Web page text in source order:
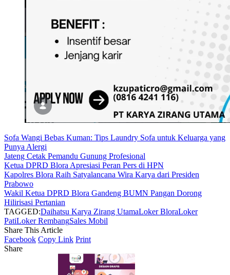
Sofa Wangi Bebas Kuman: Tips Laundry Sofa untuk Keluarga yang
Punya Alergi
Jateng Cetak Pemandu Gunung Profesional
Ketua DPRD Blora Apresiasi Peran Pers di HPN
Kapolres Blora Raih Satyalancana Wira Karya dari Presiden
Prabowo
Wakil Ketua DPRD Blora Gandeng BUMN Pangan Dorong
Hilirisasi Pertanian
TAGGED:Daihatsu Karya Zirang UtamaLoker BloraLoker
PatiLoker RembangSales Mobil
Share This Article
Facebook Copy Link Print
Share